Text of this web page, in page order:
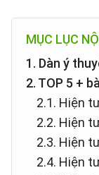
MỤC LỤC
1. Dàn ý
2. TOP 5 +
2.1. Hiện
2.2. Hiện
2.3. Hiện
2.4. Hiện